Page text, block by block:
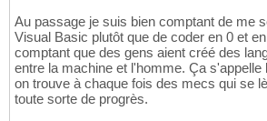
Au passage je suis bien comptant de me
Visual Basic plutôt que de coder en 0 et
comptant que des gens aient créé des
entre la machine et l'homme. Ça s'appelle
on trouve à chaque fois des mecs qui se
toute sorte de progrès.